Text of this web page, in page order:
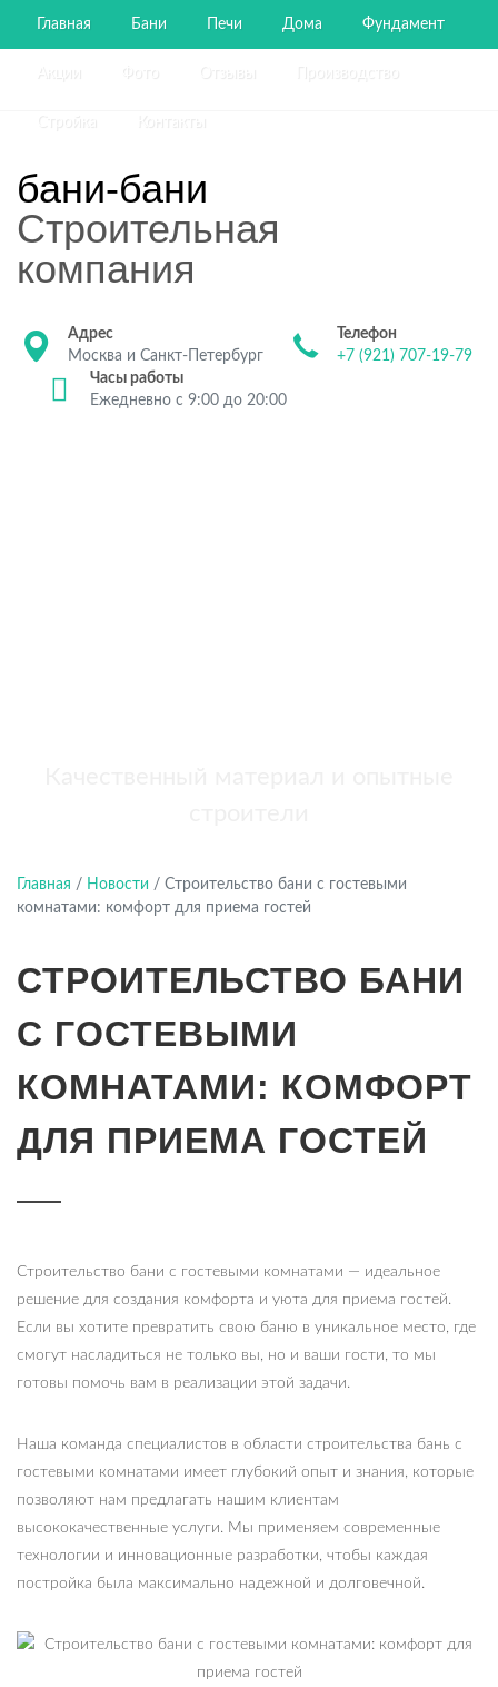
Главная Бани Печи Дома Фундамент
бани-бани
Строительная
компания
Адрес
Москва и Санкт-Петербург
Телефон
+7 (921) 707-19-79
Часы работы
Ежедневно с 9:00 до 20:00
Главная / Новости / Строительство бани с гостевыми
комнатами: комфорт для приема гостей
СТРОИТЕЛЬСТВО БАНИ
С ГОСТЕВЫМИ
КОМНАТАМИ: КОМФОРТ
ДЛЯ ПРИЕМА ГОСТЕЙ
Строительство бани с гостевыми комнатами — идеальное
решение для создания комфорта и уюта для приема гостей.
Если вы хотите превратить свою баню в уникальное место, где
смогут насладиться не только вы, но и ваши гости, то мы
готовы помочь вам в реализации этой задачи.
Наша команда специалистов в области строительства бань с
гостевыми комнатами имеет глубокий опыт и знания, которые
позволяют нам предлагать нашим клиентам
высококачественные услуги. Мы применяем современные
технологии и инновационные разработки, чтобы каждая
постройка была максимально надежной и долговечной.